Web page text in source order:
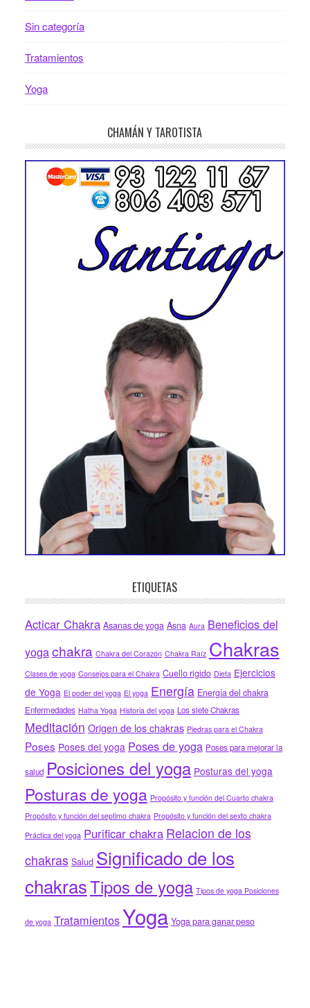
Sin categoría
Tratamientos
Yoga
CHAMÁN Y TAROTISTA
ETIQUETAS
Acticar Chakra Asanas de yoga Asna Aura Beneficios del
yogachakra Chakra del Corazón Chakra Raíz Chakras
Clases de yoga Consejos para el Chakra Cuello rigido Dieta Ejercicios
de Yoga El poder del yoga El yoga Energía Energía del chakra
Enfermedades Hatha Yoga Historia del yoga Los siete Chakras
Meditación Origen de los chakras Piedras para el Chakra
Poses Poses del yoga Poses de yoga Poses para mejorar la
salud Posiciones del yoga Posturas del yoga
Posturas de yoga Propósito y función del Cuarto chakra
Propósito y función del septimo chakra Propósito y función del sexto chakra
Práctica del yoga Purificar chakra Relacion de los
chakras Salud Significado de los
chakrasTipos de yoga Tipos de yoga Posiciones
de yoga TratamientosYoga Yoga para ganar peso